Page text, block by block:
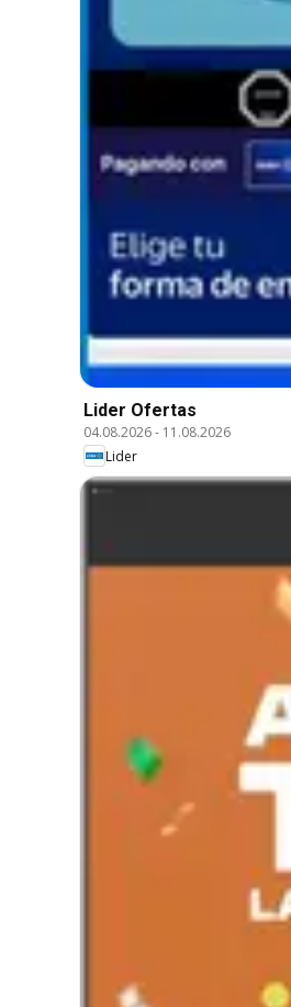
Lider Ofertas
04.08.2026- 11.08.2026
Lider